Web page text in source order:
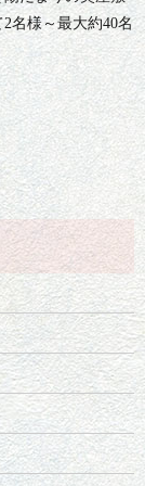
名様～最大約40名